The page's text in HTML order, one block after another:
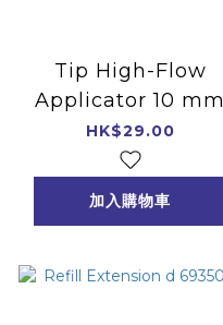
Tip High-Flow
Applicator 10 mm
HK$29.00
加入購物車